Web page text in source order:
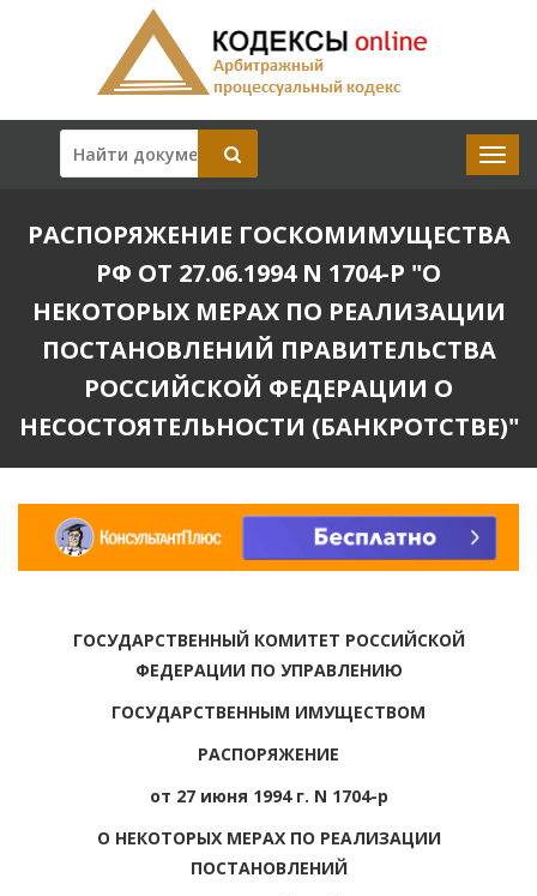
РАСПОРЯЖЕНИЕ ГОСКОМИМУЩЕСТВА
РФ ОТ 27.06.1994 N 1704-Р "О
НЕКОТОРЫХ МЕРАХ ПО РЕАЛИЗАЦИИ
ПОСТАНОВЛЕНИЙ ПРАВИТЕЛЬСТВА
РОССИЙСКОЙ ФЕДЕРАЦИИ О
НЕСОСТОЯТЕЛЬНОСТИ (БАНКРОТСТВЕ)"
ГОСУДАРСТВЕННЫЙ КОМИТЕТ РОССИЙСКОЙ
ФЕДЕРАЦИИ ПО УПРАВЛЕНИЮ
ГОСУДАРСТВЕННЫМ ИМУЩЕСТВОМ
РАСПОРЯЖЕНИЕ
от 27 июня 1994 г. N 1704-р
О НЕКОТОРЫХ МЕРАХ ПО РЕАЛИЗАЦИИ
ПОСТАНОВЛЕНИЙ